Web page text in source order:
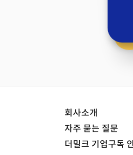
회사소개
자주 묻는 질문
더밀크 기업구독